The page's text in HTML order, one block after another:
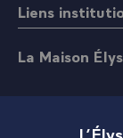
Liens
La Maison